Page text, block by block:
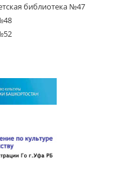
библиотека №47